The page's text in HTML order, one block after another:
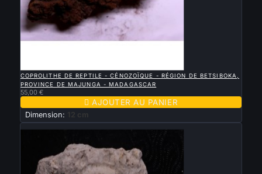
COPROLITHE DE REPTILE - CÉNOZOÏQUE - RÉGION DE BETSIBOKA,
PROVINCE DE MAJUNGA - MADAGASCAR
55,00 €
 AJOUTER AU PANIER
Dimension: 12 cm
Nouveau